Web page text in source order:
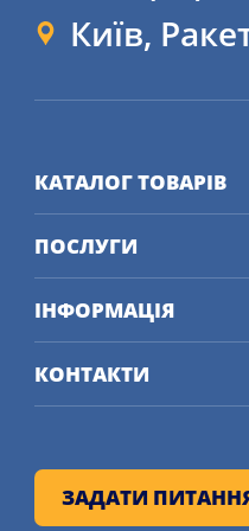
з-під
Ламелі
Київ,
ЗАДАТИ
КАТАЛОГ ТОВАРІВ
ПОСЛУГИ
ІНФОРМАЦІЯ
КОНТАКТИ